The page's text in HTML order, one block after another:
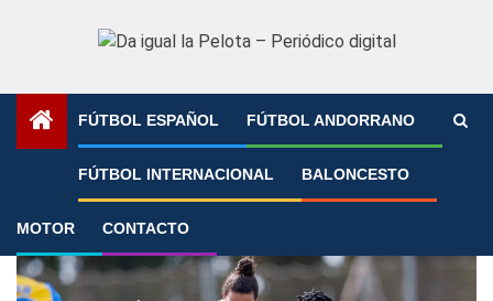
FÚTBOL ESPAÑOL FÚTBOL ANDORRANO
FÚTBOL INTERNACIONAL BALONCESTO
MOTOR CONTACTO
»
1RFEF Fem